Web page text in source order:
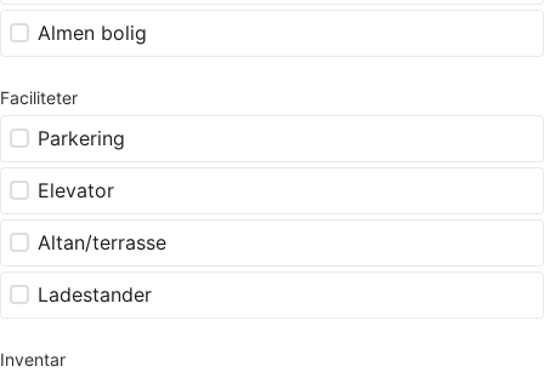
Almen bolig
Faciliteter
Parkering
Elevator
Altan/terrasse
Ladestander
Inventar